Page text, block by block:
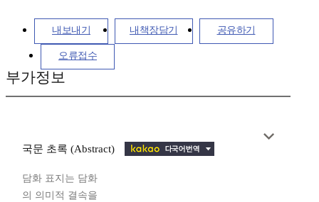
내보내기 내책장담기 공유하기
오류접수
부가정보
국문 초록 (Abstract)
담화 표지는 담화
의 의미적 결속을